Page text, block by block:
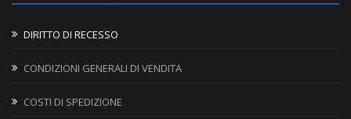
DIRITTO DI RECESSO
CONDIZIONI GENERALI DI VENDITA
COSTI DI SPEDIZIONE